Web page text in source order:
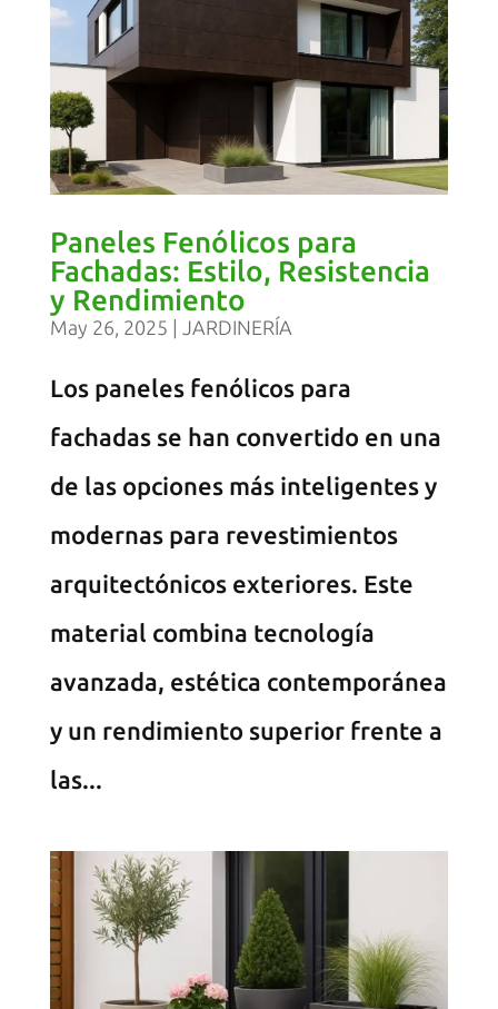
Paneles Fenólicos para
Fachadas: Estilo, Resistencia
y Rendimiento
May 26, 2025 | JARDINERÍA
Los paneles fenólicos para
fachadas se han convertido en una
de las opciones más inteligentes y
modernas para revestimientos
arquitectónicos exteriores. Este
material combina tecnología
avanzada, estética contemporánea
y un rendimiento superior frente a
las...